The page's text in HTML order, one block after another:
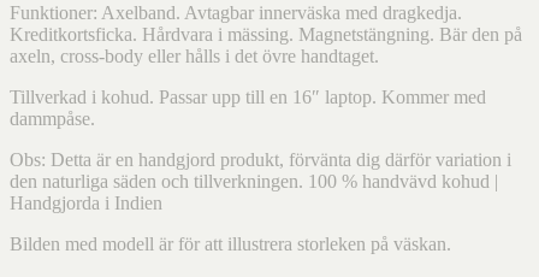
Funktioner: Axelband. Avtagbar innerväska med dragkedja.
Kreditkortsficka. Hårdvara i mässing. Magnetstängning. Bär den på
axeln, cross-body eller hålls i det övre handtaget.
Tillverkad i kohud. Passar upp till en 16″ laptop. Kommer med
dammpåse.
Obs: Detta är en handgjord produkt, förvänta dig därför variation i
den naturliga säden och tillverkningen. 100 % handvävd kohud |
Handgjorda i Indien
Bilden med modell är för att illustrera storleken på väskan.